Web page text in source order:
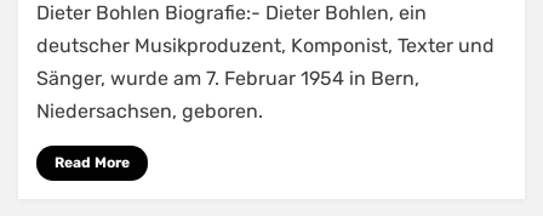
Dieter Bohlen Biografie:- Dieter Bohlen, ein
deutscher Musikproduzent, Komponist, Texter und
Sänger, wurde am 7. Februar 1954 in Bern,
Niedersachsen, geboren.
Read More